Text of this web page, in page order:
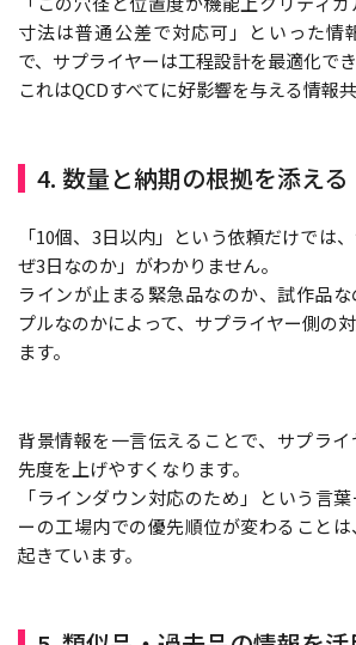
寸法は普通公差で対応可」といった情
で、サプライヤーは工程設計を最適化でき
これはQCDすべてに好影響を与える情報共
4. 数量と納期の根拠を添える
「10個、3日以内」という依頼だけでは
ぜ3日なのか」がわかりません。
ラインが止まる緊急品なのか、試作品
プルなのかによって、サプライヤー側の
ます。
背景情報を一言伝えることで、サプラ
先度を上げやすくなります。
「ラインダウン対応のため」という言
ーの工場内での優先順位が変わること
起きています。